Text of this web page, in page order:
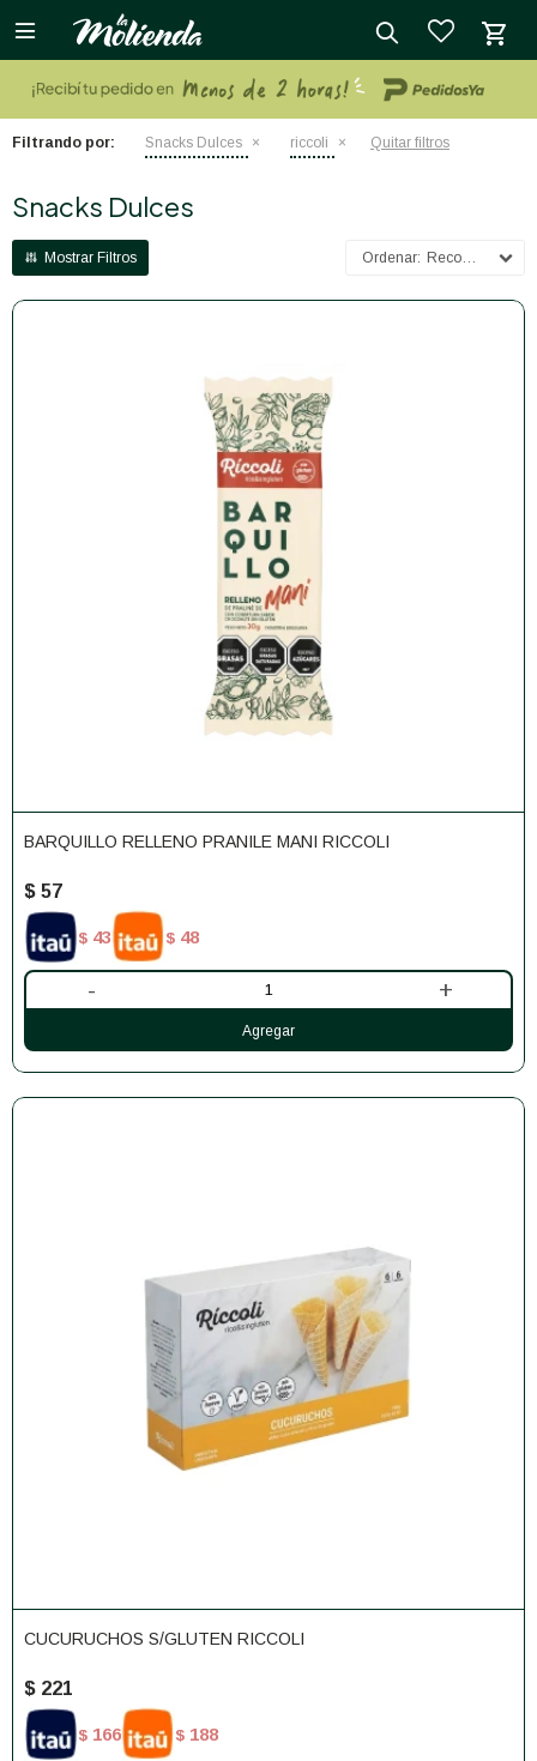

Filtrando por: Snacks Dulces riccoli Quitar filtros
Snacks Dulces
Recomendados
BARQUILLO RELLENO PRANILE MANI RICCOLI
$ 57
$ 43 $ 48
- +
CUCURUCHOS S/GLUTEN RICCOLI
$ 221
$ 166 $ 188